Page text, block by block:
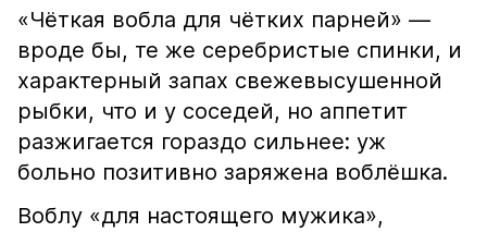
«Чёткая вобла для чётких парней» —
вроде бы, те же серебристые спинки, и
характерный запах свежевысушенной
рыбки, что и у соседей, но аппетит
разжигается гораздо сильнее: уж
больно позитивно заряжена воблёшка.
Воблу «для настоящего мужика»,